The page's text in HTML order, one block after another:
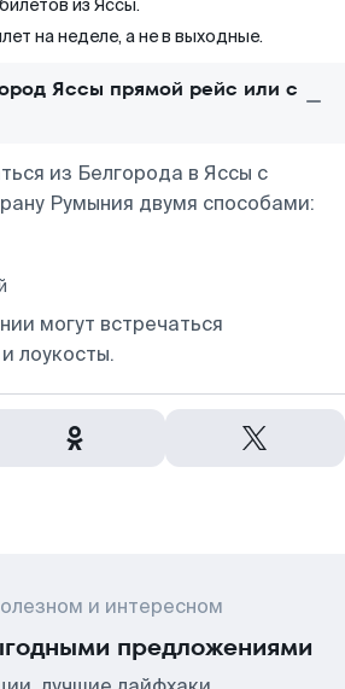
из Яссы.
на неделе, а не в выходные.
Яссы прямой рейс или с
из Белгорода в Яссы с
Румыния двумя способами:
могут встречаться
лоукосты.
и интересном
предложениями